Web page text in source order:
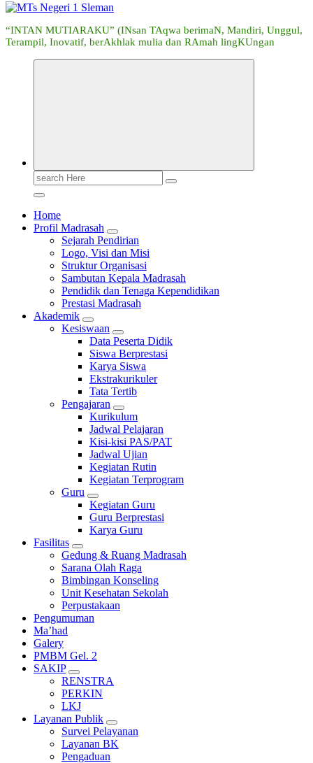
“INTAN MUTIARAKU” (INsan TAqwa berimaN, Mandiri, Unggul,
Terampil, Inovatif, berAkhlak mulia dan RAmah lingKUngan
Search
for:
Home
Profil Madrasah
Sejarah Pendirian
Logo, Visi dan Misi
Struktur Organisasi
Sambutan Kepala Madrasah
Pendidik dan Tenaga Kependidikan
Prestasi Madrasah
Akademik
Kesiswaan
Data Peserta Didik
Siswa Berprestasi
Karya Siswa
Ekstrakurikuler
Tata Tertib
Pengajaran
Kurikulum
Jadwal Pelajaran
Kisi-kisi PAS/PAT
Jadwal Ujian
Kegiatan Rutin
Kegiatan Terprogram
Guru
Kegiatan Guru
Guru Berprestasi
Karya Guru
Fasilitas
Gedung & Ruang Madrasah
Sarana Olah Raga
Bimbingan Konseling
Unit Kesehatan Sekolah
Perpustakaan
Pengumuman
Ma’had
Galery
PMBM Gel. 2
SAKIP
RENSTRA
PERKIN
LKJ
Layanan Publik
Survei Pelayanan
Layanan BK
Pengaduan